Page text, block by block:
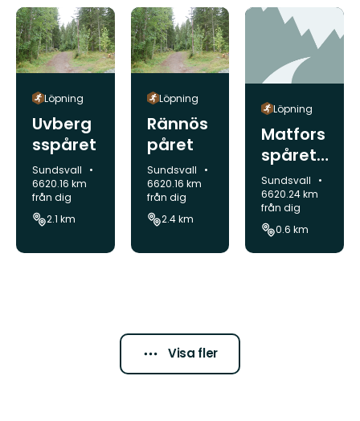
Löpning
Uvberg
sspåret
Kommun:
Sundsvall
6620.16 km
från dig
2.1 km
Löpning
Rännös
påret
Kommun:
Sundsvall
6620.16 km
från dig
2.4 km
Löpning
Matfors
spåret
- extra
slinga
Kommun:
Sundsvall
6620.24 km
från dig
0.6 km
Visa fler